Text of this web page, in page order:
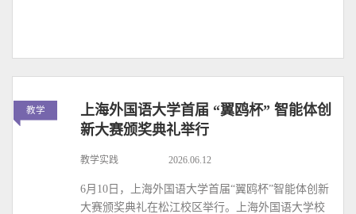
教学
上海外国语大学首届 “翼鸥杯” 智能体创
新大赛颁奖典礼举行
教学实践 2026.06.12
6月10日，上海外国语大学首届“翼鸥杯”智能体创新
大赛颁奖典礼在松江校区举行。上海外国语大学校